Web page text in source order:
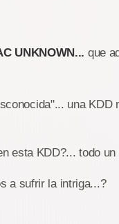
UNKNOWN... que
una
esta KDD?... todo
a sufrir la intriga...?